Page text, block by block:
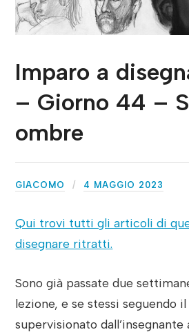
Imparo a
– Giorno 44 –
ombre
GIACOMO 4 MAGGIO 2023
Qui trovi tutti gli articoli di
disegnare ritratti.
Sono già passate due
lezione, e se stessi seguendo
supervisionato